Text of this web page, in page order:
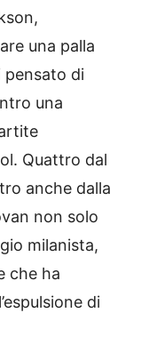
una palla
pensato di
una
Quattro dal
anche dalla
non solo
milanista,
che ha
di